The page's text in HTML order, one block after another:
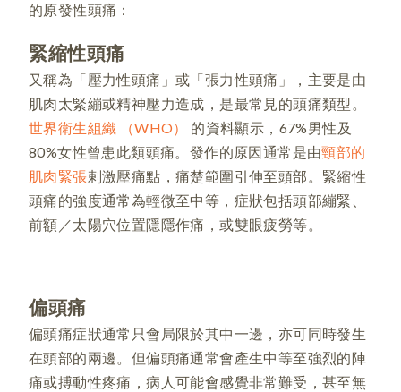
的原發性頭痛：
緊縮性頭痛
又稱為「壓力性頭痛」或「張力性頭痛」，主要是由
肌肉太緊繃或精神壓力造成，是最常見的頭痛類型。
世界衛生組織 （WHO）
的資料顯示，67%男性及
80%女性曾患此類頭痛。發作的原因通常是由頸部的
肌肉緊張剌激壓痛點，痛楚範圍引伸至頭部。緊縮性
頭痛的強度通常為輕微至中等，症狀包括頭部繃緊、
前額／太陽穴位置隱隱作痛，或雙眼疲勞等。
偏頭痛
偏頭痛症狀通常只會局限於其中一邊，亦可同時發生
在頭部的兩邊。但偏頭痛通常會產生中等至強烈的陣
痛或搏動性疼痛，病人可能會感覺非常難受，甚至無